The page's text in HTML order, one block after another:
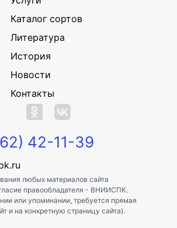
Каталог сортов
Литература
История
Новости
Контакты
42-11-39
любых материалов сайта
правообладателя - ВНИИСПК.
или упоминании, требуется прямая
и на конкретную страницу сайта).